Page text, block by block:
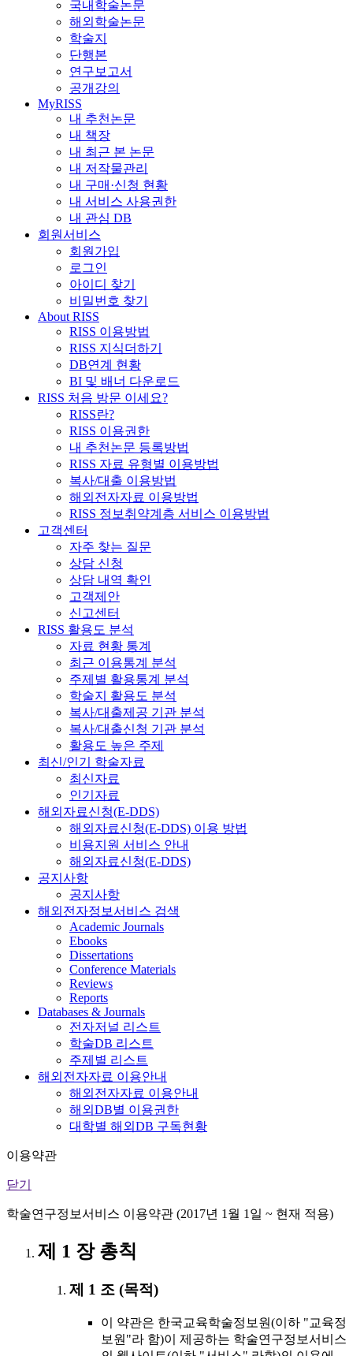
국내학술논문
해외학술논문
학술지
단행본
연구보고서
공개강의
MyRISS
내 추천논문
내 책장
내 최근 본 논문
내 저작물관리
내 구매·신청 현황
내 서비스 사용권한
내 관심 DB
회원서비스
회원가입
로그인
아이디 찾기
비밀번호 찾기
About RISS
RISS 이용방법
RISS 지식더하기
DB연계 현황
BI 및 배너 다운로드
RISS 처음 방문 이세요?
RISS란?
RISS 이용권한
내 추천논문 등록방법
RISS 자료 유형별 이용방법
복사/대출 이용방법
해외전자자료 이용방법
RISS 정보취약계층 서비스 이용방법
고객센터
자주 찾는 질문
상담 신청
상담 내역 확인
고객제안
신고센터
RISS 활용도 분석
자료 현황 통계
최근 이용통계 분석
주제별 활용통계 분석
학술지 활용도 분석
복사/대출제공 기관 분석
복사/대출신청 기관 분석
활용도 높은 주제
최신/인기 학술자료
최신자료
인기자료
해외자료신청(E-DDS)
해외자료신청(E-DDS) 이용 방법
비용지원 서비스 안내
해외자료신청(E-DDS)
공지사항
공지사항
해외전자정보서비스 검색
Academic Journals
Ebooks
Dissertations
Conference Materials
Reviews
Reports
Databases & Journals
전자저널 리스트
학술DB 리스트
주제별 리스트
해외전자자료 이용안내
해외전자자료 이용안내
해외DB별 이용권한
대학별 해외DB 구독현황
이용약관
닫기
학술연구정보서비스 이용약관 (2017년 1월 1일 ~ 현재 적용)
제 1 장 총칙
제 1 조 (목적)
이 약관은 한국교육학술정보원(이하 "교육정
보원"라 함)이 제공하는 학술연구정보서비스